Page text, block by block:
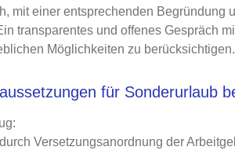
mit einer entsprechenden Begründung
transparentes und offenes Gespräch
Möglichkeiten zu berücksichtigen.
für Sonderurlaub
Versetzungsanordnung der